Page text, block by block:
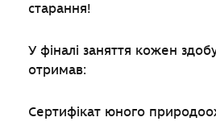
старання!
У фіналі заняття кожен
отримав:
Сертифікат юного